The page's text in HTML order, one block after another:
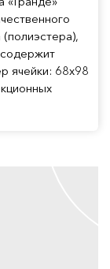
ячейки: 68х98